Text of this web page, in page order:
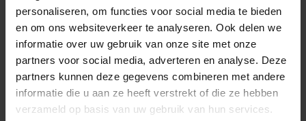
personaliseren, om functies voor social media te bieden
en om ons websiteverkeer te analyseren. Ook delen we
informatie over uw gebruik van onze site met onze
partners voor social media, adverteren en analyse. Deze
partners kunnen deze gegevens combineren met andere
informatie die u aan ze heeft verstrekt of die ze hebben
verzameld op basis van uw gebruik van hun services.
stagiair (studiepunten) voor het geven van de
sessies
positieve persoonlijke ervaringwanneer de
tutor een vooruitgang voelt in zijn/haar werk
met de scholieren
een sterkereonderwijsambitie
stimulans en valorisering vanmaatschappelijk